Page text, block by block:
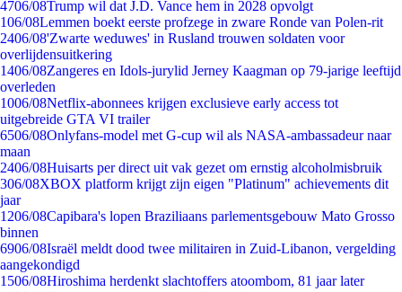
4706/08Trump wil dat J.D. Vance hem in 2028 opvolgt
106/08Lemmen boekt eerste profzege in zware Ronde van Polen-rit
2406/08'Zwarte weduwes' in Rusland trouwen soldaten voor
overlijdensuitkering
1406/08Zangeres en Idols-jurylid Jerney Kaagman op 79-jarige leeftijd
overleden
1006/08Netflix-abonnees krijgen exclusieve early access tot
uitgebreide GTA VI trailer
6506/08Onlyfans-model met G-cup wil als NASA-ambassadeur naar
maan
2406/08Huisarts per direct uit vak gezet om ernstig alcoholmisbruik
306/08XBOX platform krijgt zijn eigen "Platinum" achievements dit
jaar
1206/08Capibara's lopen Braziliaans parlementsgebouw Mato Grosso
binnen
6906/08Israël meldt dood twee militairen in Zuid-Libanon, vergelding
aangekondigd
1506/08Hiroshima herdenkt slachtoffers atoombom, 81 jaar later